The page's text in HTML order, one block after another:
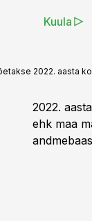
Kuula
2022. aasta
2022.
ehk maa